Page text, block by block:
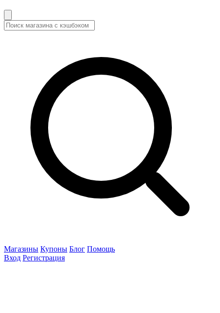
Магазины Купоны Блог Помощь
Вход Регистрация